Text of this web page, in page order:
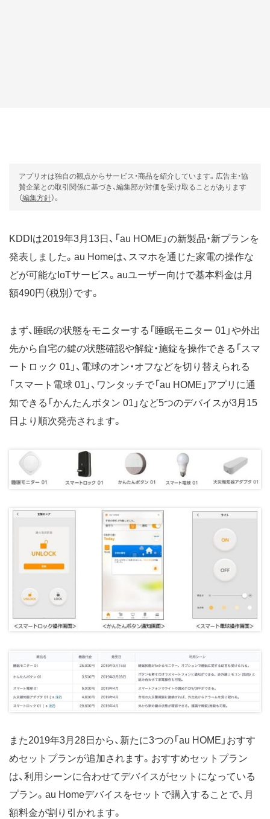
アプリオは独自の観点からサービス・商品を紹介しています。広告主・協
賛企業との取引関係に基づき、編集部が対価を受け取ることがあります
（編集方針）。
KDDIは2019年3月13日、「au HOME」の新製品・新プランを
発表しました。au Homeは、スマホを通じた家電の操作な
どが可能なIoTサービス。auユーザー向けで基本料金は月
額490円（税別）です。
まず、睡眠の状態をモニターする「睡眠モニター 01」や外出
先から自宅の鍵の状態確認や解錠・施錠を操作できる「スマ
ートロック 01」、電球のオン・オフなどを切り替えられる
「スマート電球 01」、ワンタッチで「au HOME」アプリに通
知できる「かんたんボタン 01」など5つのデバイスが3月15
日より順次発売されます。
また2019年3月28日から、新たに3つの「au HOME」おすす
めセットプランが追加されます。おすすめセットプラン
は、利用シーンに合わせてデバイスがセットになっている
プラン。au Homeデバイスをセットで購入することで、月
額料金が割り引かれます。